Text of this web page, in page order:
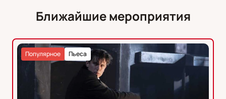
Ближайшие мероприятия
Пьеса
Популярное